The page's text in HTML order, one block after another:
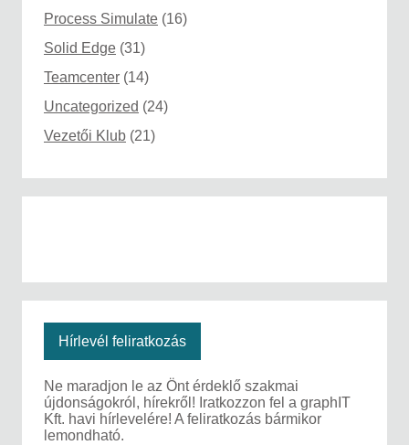
Process Simulate (16)
Solid Edge (31)
Teamcenter (14)
Uncategorized (24)
Vezetői Klub (21)
Hírlevél feliratkozás
Ne maradjon le az Önt érdeklő szakmai
újdonságokról, hírekről! Iratkozzon fel a graphIT
Kft. havi hírlevelére! A feliratkozás bármikor
lemondható.